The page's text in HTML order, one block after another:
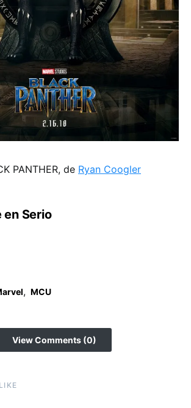
PANTHER, de Ryan Coogler
en Serio
, MCU
View Comments (0)